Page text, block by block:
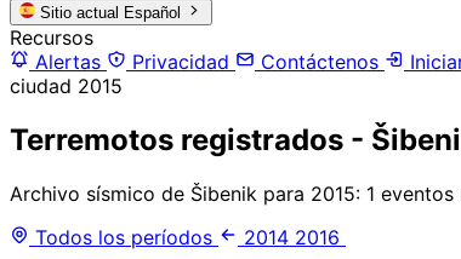
Sitio actual Español
Recursos
Alertas
Privacidad Contáctenos
ciudad 2015
Terremotos registrados -
Archivo sísmico de Šibenik para 2015: 1
Todos los períodos
2014 2016